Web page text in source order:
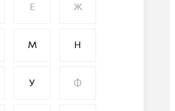
Е Ж
М Н
У Ф